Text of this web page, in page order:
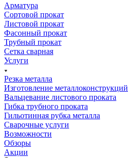
Арматура
Сортовой прокат
Листовой прокат
Фасонный прокат
Трубный прокат
Сетка сварная
Услуги
Резка металла
Изготовление металлоконструкций
Вальцевание листового проката
Гибка трубного проката
Гильотинная рубка металла
Сварочные услуги
Возможности
Обзоры
Акции